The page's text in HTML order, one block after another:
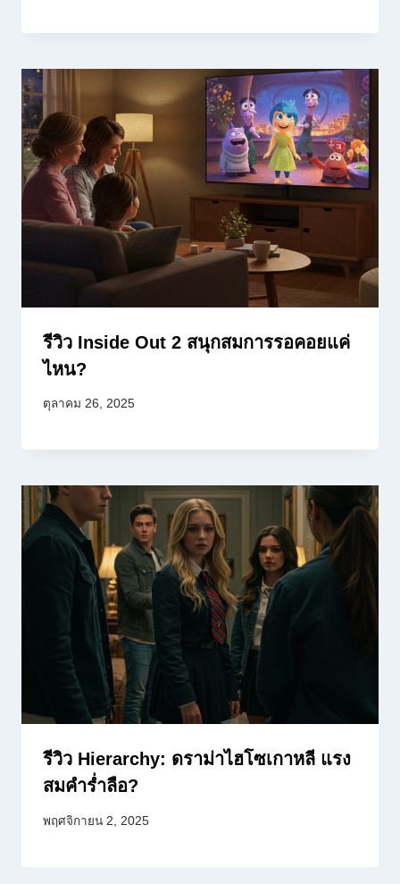
รีวิว Inside Out 2 สนุกสมการรอคอยแค่
ไหน?
ตุลาคม 26, 2025
รีวิว Hierarchy: ดราม่าไฮโซเกาหลี แรง
สมคำร่ำลือ?
พฤศจิกายน 2, 2025